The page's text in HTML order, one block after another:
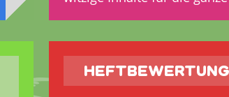
HEFTBEWERTUNG